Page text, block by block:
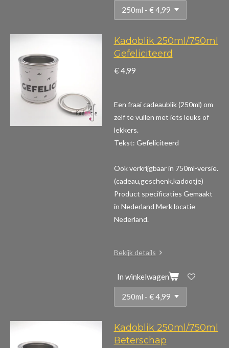
Kadoblik 250ml/750ml
Gefeliciteerd
€ 4,99
Een fraai cadeaublik (250ml) om
zelf te vullen met iets leuks of
lekkers.
Tekst: Gefeliciteerd
Ook verkrijgbaar in 750ml-versie.
(cadeau,geschenk,kadootje)
Product specificaties Gemaakt
in Nederland Merk locatie
Nederland.
Bekijk details
In winkelwagen
Kadoblik 250ml/750ml
Beterschap